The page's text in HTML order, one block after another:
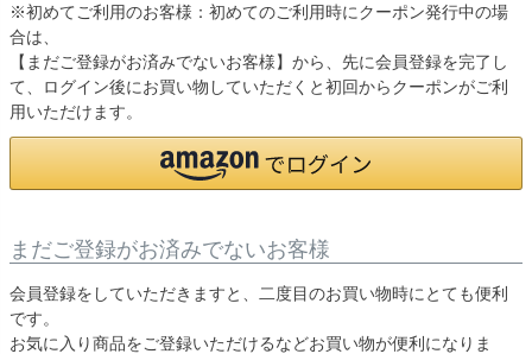
※初めてご利用のお客様：初めてのご利用時にクーポン発行中の場
合は、
【まだご登録がお済みでないお客様】から、先に会員登録を完了し
て、ログイン後にお買い物していただくと初回からクーポンがご利
用いただけます。
まだご登録がお済みでないお客様
会員登録をしていただきますと、二度目のお買い物時にとても便利
です。
お気に入り商品をご登録いただけるなどお買い物が便利になりま